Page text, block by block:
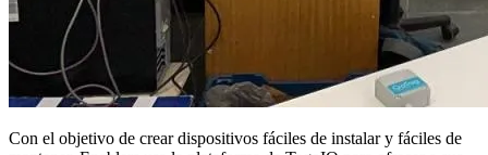
Con el objetivo de crear dispositivos fáciles de instalar y fáciles de